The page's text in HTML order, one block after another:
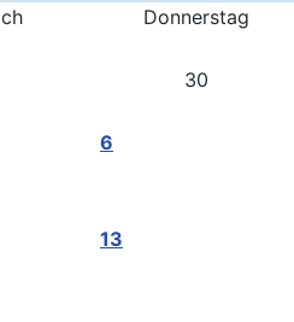
Donnerstag
30
6
13